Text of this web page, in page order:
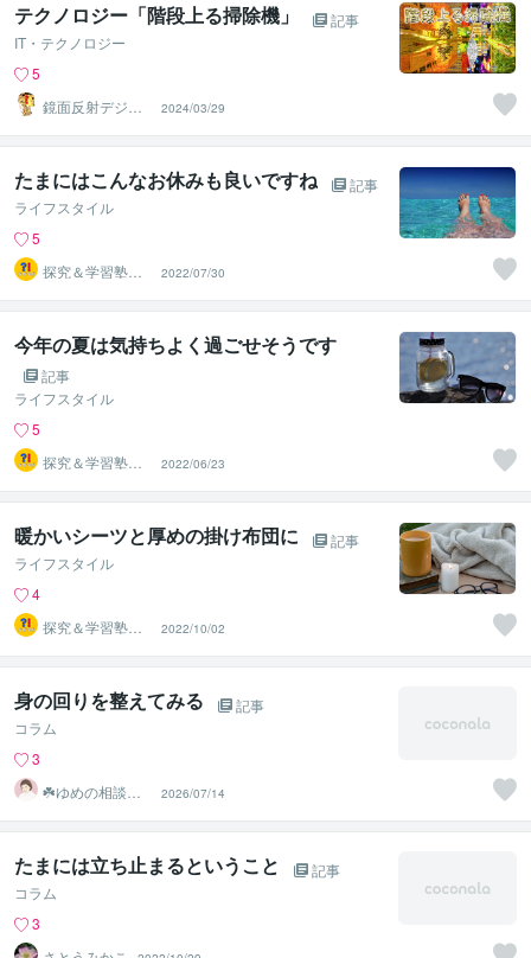
テクノロジー「階段上る掃除機」
記事
IT・テクノロジー
5
鏡面反射デジタ
ルアート製作所
（鈴木穣）
2024/03/29
たまにはこんなお休みも良いですね
記事
ライフスタイル
5
探究＆学習塾｜
なぜラボ
2022/07/30
今年の夏は気持ちよく過ごせそうです
記事
ライフスタイル
5
探究＆学習塾｜
なぜラボ
2022/06/23
暖かいシーツと厚めの掛け布団に
記事
ライフスタイル
4
探究＆学習塾｜
なぜラボ
2022/10/02
身の回りを整えてみる
記事
コラム
3
☘️ゆめの相談室
2026/07/14
たまには立ち止まるということ
記事
コラム
3